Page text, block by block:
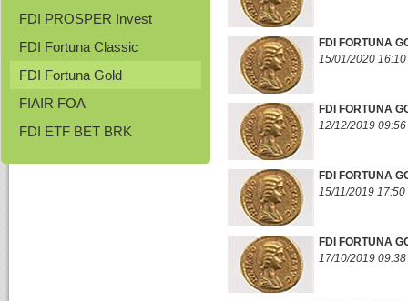
FDI PROSPER Invest
FDI Fortuna Classic
FDI Fortuna Gold
FIAIR FOA
FDI ETF BET BRK
FDI FORTUNA
15/01/2020 16:10
FDI FORTUNA
12/12/2019 09:56
FDI FORTUNA
15/11/2019 17:50
FDI FORTUNA
17/10/2019 09:38